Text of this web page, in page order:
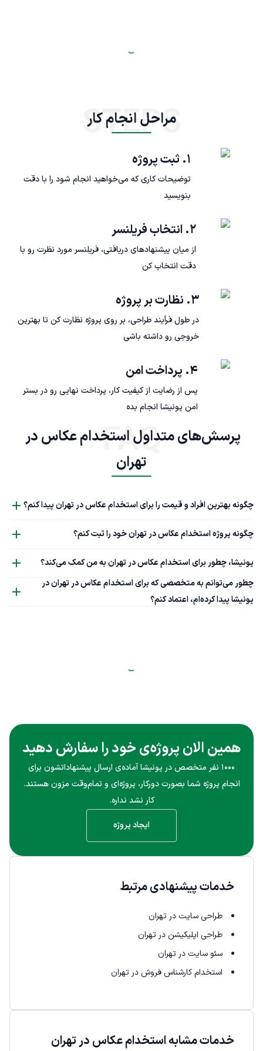
مراحل انجام کار
STEPS
۱. ثبت پروژه
توضیحات کاری که می‌خواهید انجام شود را با دقت
بنویسید
۲. انتخاب فریلنسر
از میان پیشنهادهای دریافتی، فریلنسر مورد نظرت رو با
دقت انتخاب کن
۳. نظارت بر پروژه
در طول فرآیند طراحی، بر روی پروژه نظارت کن تا بهترین
خروجی رو داشته باشی
۴. پرداخت امن
پس از رضایت از کیفیت کار، پرداخت نهایی رو در بستر
امن پونیشا انجام بده
پرسش‌های متداول استخدام عکاس در
تهران
FAQ
چگونه بهترین افراد و قیمت را برای استخدام عکاس در تهران پیدا کنم؟
چگونه پروژه استخدام عکاس در تهران خود را ثبت کنم؟
پونیشا، چطور برای استخدام عکاس در تهران به من کمک می‌کند؟
چطور می‌توانم به متخصصی که برای استخدام عکاس در تهران در
پونیشا پیدا کرده‌ام، اعتماد کنم؟
همین الان پروژه‌ی خود را سفارش دهید
۱۰۰۰ نفر متخصص در پونیشا آماده‌ی ارسال پیشنهاداتشون برای
انجام پروژه شما بصورت دورکار، پروژه‌ای و تمام‌وقت مزون هستند.
کار نشد نداره.
ایجاد پروژه
خدمات مشابه استخدام عکاس در تهران
خدمات پیشنهادی مرتبط
طراحی سایت در تهران
طراحی اپلیکیشن در تهران
سئو سایت در تهران
استخدام کارشناس فروش در تهران